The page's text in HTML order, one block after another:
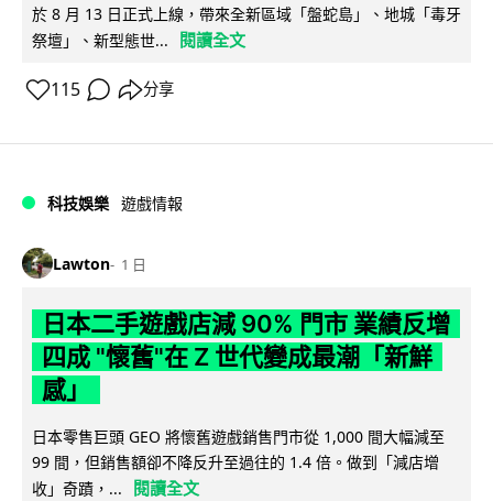
於 8 月 13 日正式上線，帶來全新區域「盤蛇島」、地城「毒牙
祭壇」、新型態世...
閱讀全文
115 分享
科技娛樂 遊戲情報
Lawton 1 日
日本二手遊戲店減 90% 門市 業績反增
四成 "懷舊"在 Z 世代變成最潮「新鮮
感」
日本零售巨頭 GEO 將懷舊遊戲銷售門市從 1,000 間大幅減至
99 間，但銷售額卻不降反升至過往的 1.4 倍。做到「減店增
收」奇蹟，...
閱讀全文